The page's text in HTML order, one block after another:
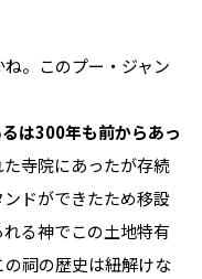
ね。このプー・ジャン
は300年も前からあっ
寺院にあったが存続
ドができたため移設
る神でこの土地特有
祠の歴史は紐解けな